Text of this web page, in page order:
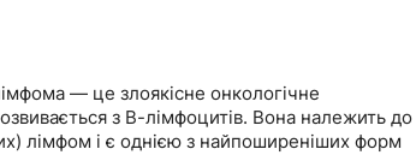
— це злоякісне онкологічне
з В-лімфоцитів. Вона належить до
лімфом і є однією з найпоширеніших форм